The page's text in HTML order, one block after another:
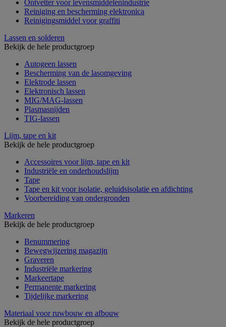
Ontvetter voor levensmiddelenindustrie
Reiniging en bescherming elektronica
Reinigingsmiddel voor graffiti
Lassen en solderen
Bekijk de hele productgroep
Autogeen lassen
Bescherming van de lasomgeving
Elektrode lassen
Elektronisch lassen
MIG/MAG-lassen
Plasmasnijden
TIG-lassen
Lijm, tape en kit
Bekijk de hele productgroep
Accessoires voor lijm, tape en kit
Industriële en onderhoudslijm
Tape
Tape en kit voor isolatie, geluidsisolatie en afdichting
Voorbereiding van ondergronden
Markeren
Bekijk de hele productgroep
Benummering
Bewegwijzering magazijn
Graveren
Industriële markering
Markeertape
Permanente markering
Tijdelijke markering
Materiaal voor ruwbouw en afbouw
Bekijk de hele productgroep